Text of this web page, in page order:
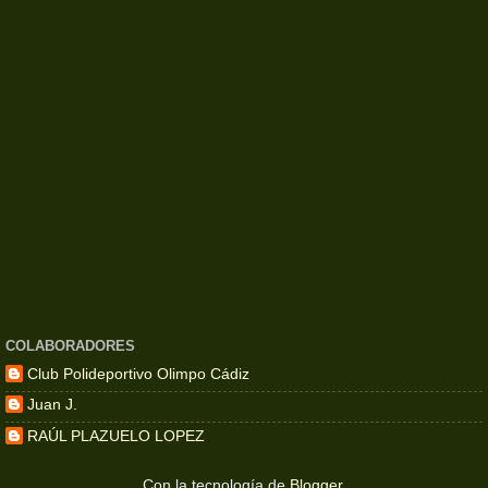
COLABORADORES
Club Polideportivo Olimpo Cádiz
Juan J.
RAÚL PLAZUELO LOPEZ